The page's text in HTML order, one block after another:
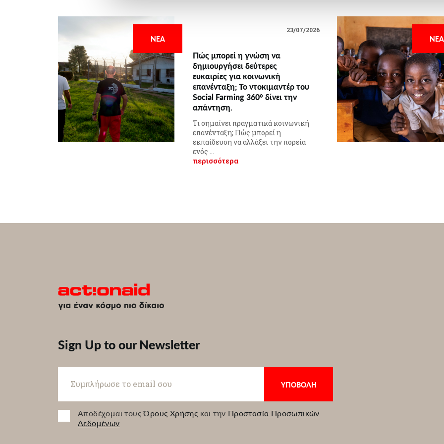
ΝΕΑ
23/07/2026
Πώς μπορεί η γνώση να
δημιουργήσει δεύτερες
ευκαιρίες για κοινωνική
επανένταξη; Το ντοκιμαντέρ του
Social Farming 360° δίνει την
απάντηση.
Τι σημαίνει πραγματικά κοινωνική
επανένταξη; Πώς μπορεί η
εκπαίδευση να αλλάξει την πορεία
ενός ...
περισσότερα
ΝΕΑ
Sign Up to our Newsletter
Αποδέχομαι τουςΌρους Χρήσης και την Προστασία Προσωπικών
Δεδομένων